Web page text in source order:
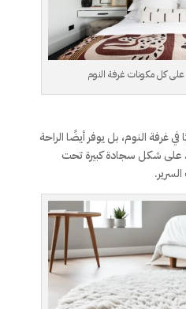
كل مكونات غرفة النوم
غرفة النوم، بل يوفر أيضًا الراحة
على شكل سجادة كبيرة تحت